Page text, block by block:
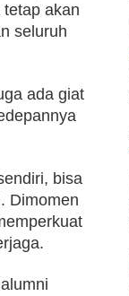
akan
seluruh
ada giat
bisa
Dimomen